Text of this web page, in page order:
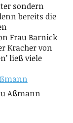
sondern
bereits die
Frau Barnick
Kracher von
ließ viele
Aßmann